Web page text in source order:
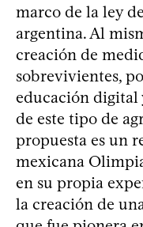
marco de la ley
argentina. Al
creación de
sobrevivientes,
educación digital
de este tipo de
propuesta es un
mexicana
en su propia
la creación de